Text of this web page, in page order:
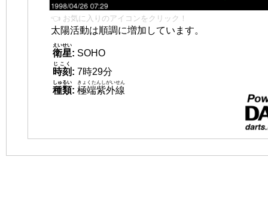
👈 お気に入りのアイコンをクリック！
太陽活動は順調に増加しています。
衛星
えいせい
: SOHO
時刻
じこく
: 7時29分
種類
しゅるい
: 極端紫外線
きょくたんしがいせん